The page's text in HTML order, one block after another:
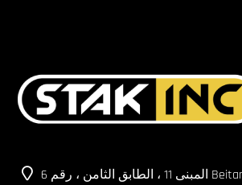
المبنى 11 ، الطابق الثامن ، رقم 6 Beitanghe